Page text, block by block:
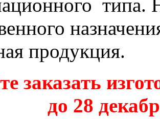
типа.
продукция.
заказать
до 28